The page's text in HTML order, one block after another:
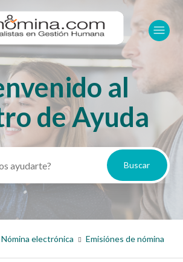
al
de Ayuda
Nómina electrónica Emisiónes de nómina